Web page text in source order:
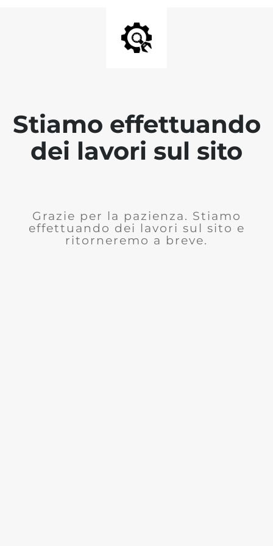
Stiamo effettuando
dei lavori sul sito
Grazie per la pazienza. Stiamo
effettuando dei lavori sul sito e
ritorneremo a breve.